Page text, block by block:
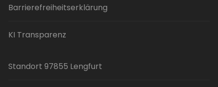
Barrierefreiheitserklärung
KI Transparenz
Standort 97855 Lengfurt